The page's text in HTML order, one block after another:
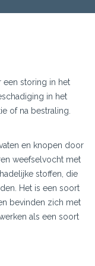
een storing in het
in het
of na bestraling.
en knopen door
weefselvocht met
stoffen, die
Het is een soort
bevinden zich met
als een soort